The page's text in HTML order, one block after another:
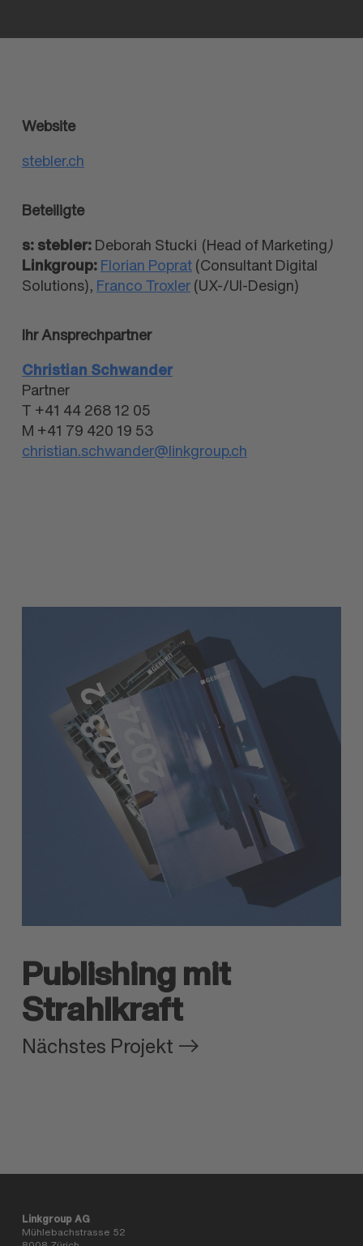
Website
stebler.ch
Beteiligte
s: stebler:Deborah Stucki (Head of Marketing)
Linkgroup:Florian Poprat(Consultant Digital
Solutions), Franco Troxler(UX-/UI-Design)
Ihr Ansprechpartner
Christian Schwander
Partner
T +41 44 268 12 05
M +41 79 420 19 53
christian.schwander@linkgroup.ch
Publishing mit
Strahlkraft
Nächstes Projekt
Linkgroup AG
Mühlebachstrasse 52